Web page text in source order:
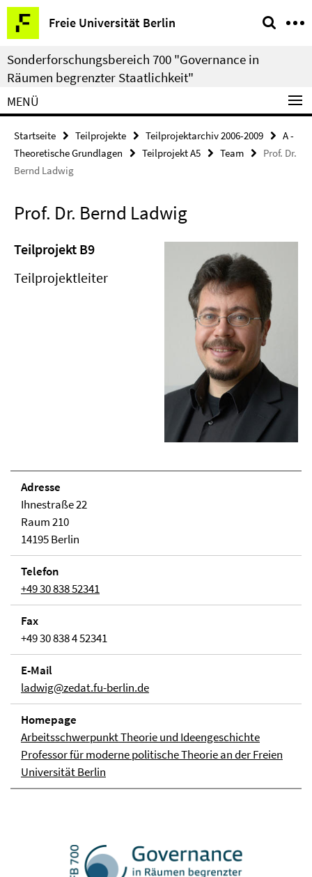
Springe
direkt
zu
Inhalt
Freie Universität Berlin
Service-
Navigation
Sonderforschungsbereich 700 "Governance in
Räumen begrenzter Staatlichkeit"
MENÜ
Startseite Teilprojekte Teilprojektarchiv 2006-2009
A -
Theoretische Grundlagen
Teilprojekt A5 Team
Prof. Dr.
Bernd Ladwig
Prof. Dr. Bernd Ladwig
Teilprojekt B9
Teilprojektleiter
Adresse
Ihnestraße 22
Raum 210
14195 Berlin
Telefon
+49 30 838 52341
Fax
+49 30 838 4 52341
E-Mail
ladwig@zedat.fu-berlin.de
Homepage
Arbeitsschwerpunkt Theorie und Ideengeschichte
Professor für moderne politische Theorie an der Freien
Universität Berlin